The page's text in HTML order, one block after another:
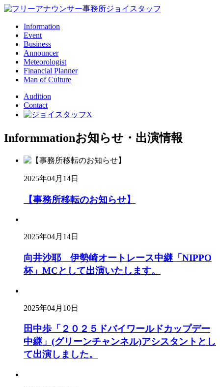
Information
Event
Business
Announcer
Meteorologist
Financial Planner
Man of Culture
Audition
Contact
Informmationお知らせ・出演情報
2025年04月14日
【事務所移転のお知らせ】
2025年04月14日
向井沙耶 伊勢崎オートレース中継「NIPPO
杯」MCとして出演いたします。
2025年04月10日
田中歩「２０２５ドバイワールドカップデー
中継」(グリーンチャンネル)アシスタントとし
て出演しました。